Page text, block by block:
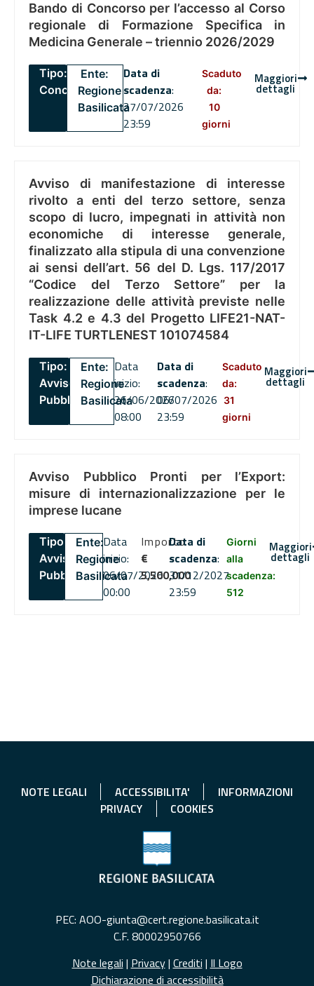
Bando di Concorso per l’accesso al Corso
regionale di Formazione Specifica in
Medicina Generale – triennio 2026/2029
Tipo:
Concorsi
Ente:
Regione
Basilicata
Data di
scadenza:
27/07/2026
23:59
Scaduto
da:
10
giorni
Maggiori
dettagli
Avviso di manifestazione di interesse
rivolto a enti del terzo settore, senza
scopo di lucro, impegnati in attività non
economiche di interesse generale,
finalizzato alla stipula di una convenzione
ai sensi dell’art. 56 del D. Lgs. 117/2017
“Codice del Terzo Settore” per la
realizzazione delle attività previste nelle
Task 4.2 e 4.3 del Progetto LIFE21-NAT-
IT-LIFE TURTLENEST 101074584
Tipo:
Avviso
Pubblico
Ente:
Regione
Basilicata
Data
inizio:
26/06/2026
08:00
Data di
scadenza:
06/07/2026
23:59
Scaduto
da:
31
giorni
Maggiori
dettagli
Avviso Pubblico Pronti per l’Export:
misure di internazionalizzazione per le
imprese lucane
Tipo:
Avviso
Pubblico
Ente:
Regione
Basilicata
Data
inizio:
06/07/2026
00:00
Importo
€
5,500,000
Data di
scadenza:
31/12/2027
23:59
Giorni
alla
scadenza:
512
Maggiori
dettagli
NOTE LEGALI ACCESSIBILITA'
INFORMAZIONI
PRIVACY
COOKIES
PEC: AOO-giunta@cert.regione.basilicata.it
C.F. 80002950766
Note legali | Privacy| Crediti | Il Logo
Dichiarazione di accessibilità